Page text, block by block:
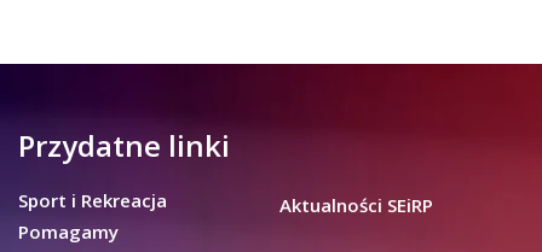
Przydatne linki
Sport i Rekreacja
Pomagamy
Aktualności SEiRP